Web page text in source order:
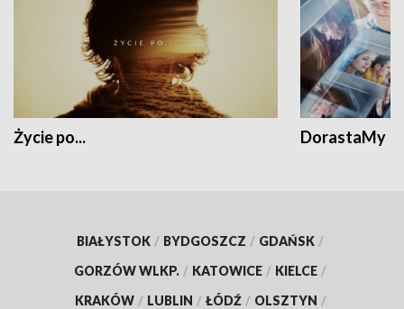
Życie po... DorastaMy
BIAŁYSTOK / BYDGOSZCZ / GDAŃSK /
GORZÓW WLKP. / KATOWICE / KIELCE /
KRAKÓW / LUBLIN / ŁÓDŹ / OLSZTYN /